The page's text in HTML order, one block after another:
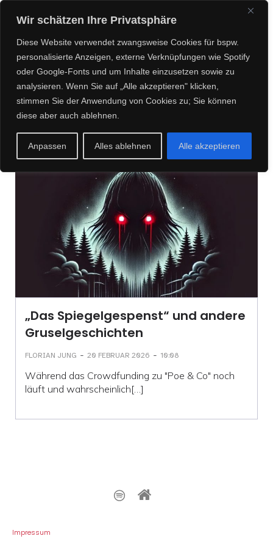
Wir schätzen Ihre Privatsphäre
Diese Website verwendet zwangsweise Cookies für bspw.
personalisierte Anzeigen, externe Verknüpfungen wie Spotify
oder Google-Fonts und um Inhalte einzusetzen sowie zu
analysieren. Wenn Sie auf „Alle akzeptieren" klicken,
stimmen Sie der Anwendung von Cookies zu; Sie können
diese aber auch ablehnen.
Anpassen Alles ablehnen Alle akzeptieren
CREEPY CREATURES
MEDIA
Posts about Meyrink
„Das Spiegelgespenst“ und andere
Gruselgeschichten
FLORIAN JUNG - 20 FEBRUAR 2026 - 10:08
Während das Crowdfunding zu "Poe & Co" noch
läuft und wahrscheinlich[…]
Impressum